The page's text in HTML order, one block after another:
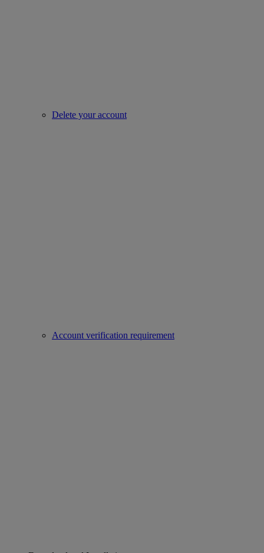
Delete your account
Account verification requirement